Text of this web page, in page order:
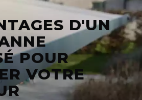
D'UN
POUR
VOTRE